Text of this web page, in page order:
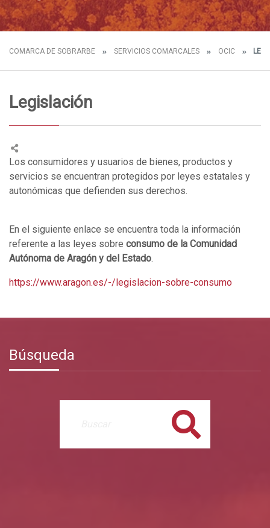
COMARCA DE SOBRARBE SERVICIOS COMARCALES OCIC
Legislación
Los consumidores y usuarios de bienes, productos y
servicios se encuentran protegidos por leyes estatales y
autonómicas que defienden sus derechos.
En el siguiente enlace se encuentra toda la información
referente a las leyes sobre consumo de la Comunidad
Autónoma de Aragón y del Estado.
https://www.aragon.es/-/legislacion-sobre-consumo
Búsqueda
Buscar